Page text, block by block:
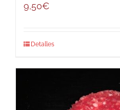
9,50€
Detalles